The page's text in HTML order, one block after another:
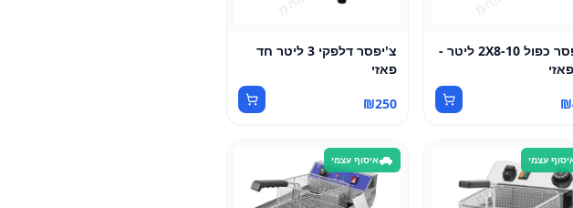
צ'יפסר כפול 2X8-10 ליטר -
₪
צ'יפסר דלפקי 3 ליטר חד
פאזי
₪250
עצמי איסוף עצמי